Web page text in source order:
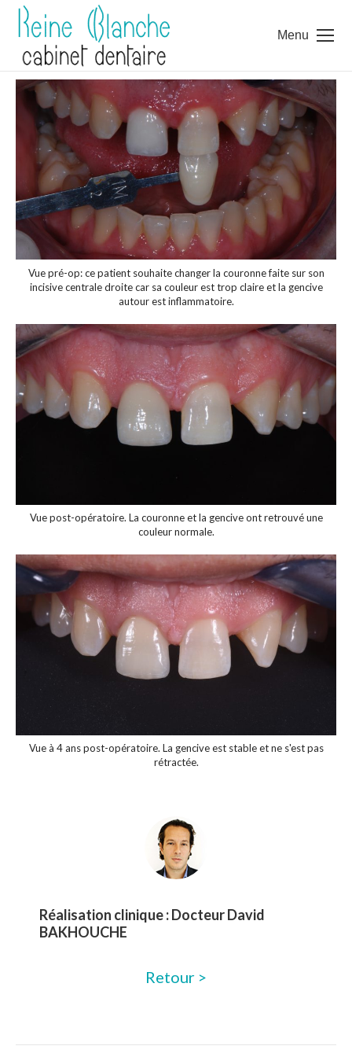
Menu
Vue pré-op: ce patient souhaite changer la couronne faite sur son
incisive centrale droite car sa couleur est trop claire et la gencive
autour est inflammatoire.
Vue post-opératoire. La couronne et la gencive ont retrouvé une
couleur normale.
Vue à 4 ans post-opératoire. La gencive est stable et ne s'est pas
rétractée.
Réalisation clinique :Docteur David
BAKHOUCHE
Retour >